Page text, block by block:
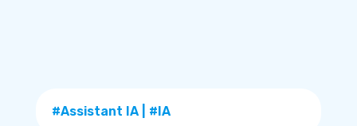
#Assistant IA| #IA